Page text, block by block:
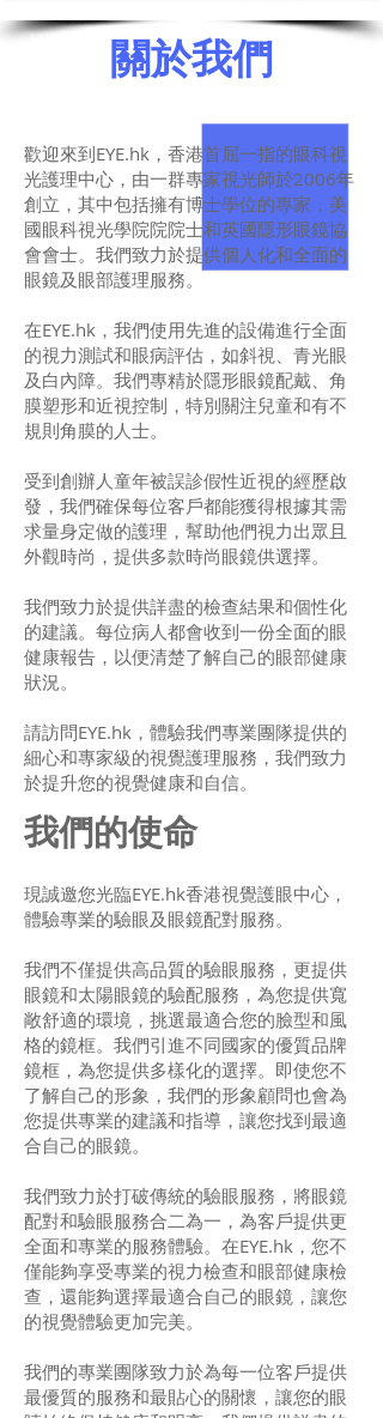
關於我們
歡迎來到EYE.hk，香港首屈一指的眼科視
光護理中心，由一群專家視光師於2006年
創立，其中包括擁有博士學位的專家，美
國眼科視光學院院院士和英國隱形眼鏡協
會會士。我們致力於提供個人化和全面的
眼鏡及眼部護理服務。
在EYE.hk，我們使用先進的設備進行全面
的視力測試和眼病評估，如斜視、青光眼
及白內障。我們專精於隱形眼鏡配戴、角
膜塑形和近視控制，特別關注兒童和有不
規則角膜的人士。
受到創辦人童年被誤診假性近視的經歷啟
發，我們確保每位客戶都能獲得根據其需
求量身定做的護理，幫助他們視力出眾且
外觀時尚，提供多款時尚眼鏡供選擇。
我們致力於提供詳盡的檢查結果和個性化
的建議。每位病人都會收到一份全面的眼
健康報告，以便清楚了解自己的眼部健康
狀況。
請訪問EYE.hk，體驗我們專業團隊提供的
細心和專家級的視覺護理服務，我們致力
於提升您的視覺健康和自信。
我們的使命
現誠邀您光臨EYE.hk香港視覺護眼中心，
體驗專業的驗眼及眼鏡配對服務。
我們不僅提供高品質的驗眼服務，更提供
眼鏡和太陽眼鏡的驗配服務，為您提供寬
敞舒適的環境，挑選最適合您的臉型和風
格的鏡框。我們引進不同國家的優質品牌
鏡框，為您提供多樣化的選擇。即使您不
了解自己的形象，我們的形象顧問也會為
您提供專業的建議和指導，讓您找到最適
合自己的眼鏡。
我們致力於打破傳統的驗眼服務，將眼鏡
配對和驗眼服務合二為一，為客戶提供更
全面和專業的服務體驗。在EYE.hk，您不
僅能夠享受專業的視力檢查和眼部健康檢
查，還能夠選擇最適合自己的眼鏡，讓您
的視覺體驗更加完美。
我們的專業團隊致力於為每一位客戶提供
最優質的服務和最貼心的關懷，讓您的眼